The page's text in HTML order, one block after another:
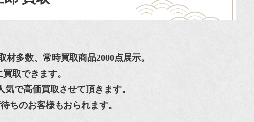
多数、常時買取商品2000点展示。
取できます。
で高価買取させて頂きます。
ちのお客様もおられます。